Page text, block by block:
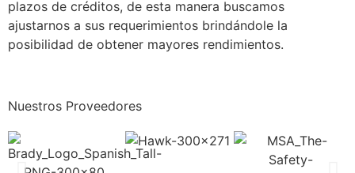
plazos de créditos, de esta manera buscamos
ajustarnos a sus requerimientos brindándole la
posibilidad de obtener mayores rendimientos.
Nuestros Proveedores